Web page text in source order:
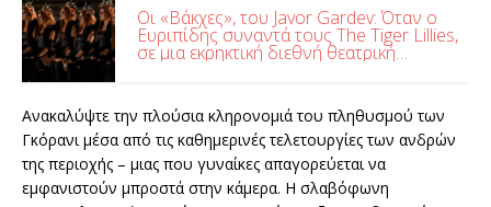
Οι «Βάκχες», του Javor Gardev: Όταν ο
Ευριπίδης συναντά τους The Tiger Lillies,
σε μια εκρηκτική διεθνή θεατρική
Ανακαλύψτε την πλούσια κληρονομιά του πληθυσμού των
Γκόρανι μέσα από τις καθημερινές τελετουργίες των ανδρών
της περιοχής – μιας που γυναίκες απαγορεύεται να
εμφανιστούν μπροστά στην κάμερα. Η σλαβόφωνη